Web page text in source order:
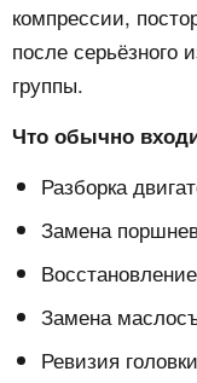
компрессии,
после серьёзного
группы.
Что обычно
Разборка
Замена
Замена
Ревизия